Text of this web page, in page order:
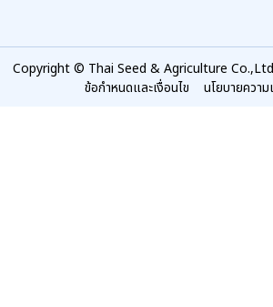
Copyright © Thai Seed & Agriculture
ข้อกำหนดและเงื่อนไข
นโยบายควา